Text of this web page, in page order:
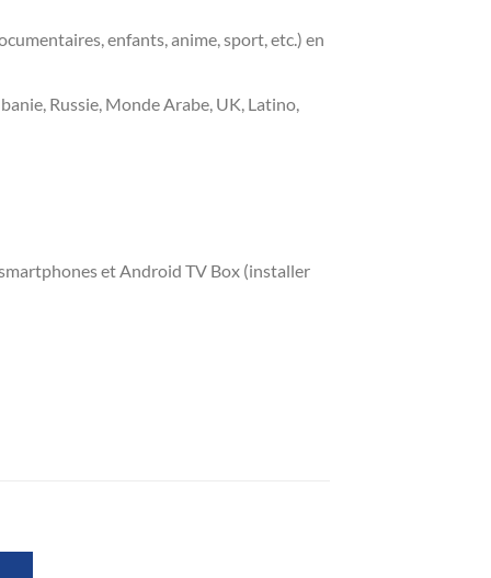
enfants, anime, sport, etc.) en
Russie, Monde Arabe, UK, Latino,
et Android TV Box (installer